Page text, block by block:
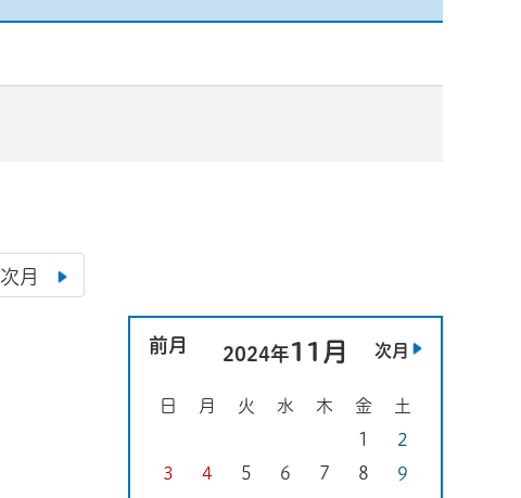
前月 2024年11月 次月
日 月 火 水 木 金
土
1
2
3
4 5 6 7 8
9
次月